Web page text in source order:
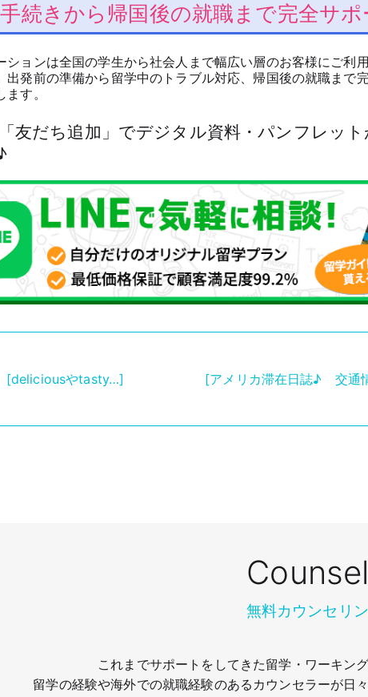
続きから帰国後の就職まで完全サポ
ションは全国の学生から社会人まで幅広い層のお客様にご利
出発前の準備から留学中のトラブル対応、帰国後の就職まで
す。
友だち追加」でデジタル資料・パンフレット
[deliciousやtasty…] [アメリカ滞在日誌♪ 交通
無料カウンセリ
これまでサポートをしてきた留学・ワーキン
留学の経験や海外での就職経験のあるカウンセラーが日